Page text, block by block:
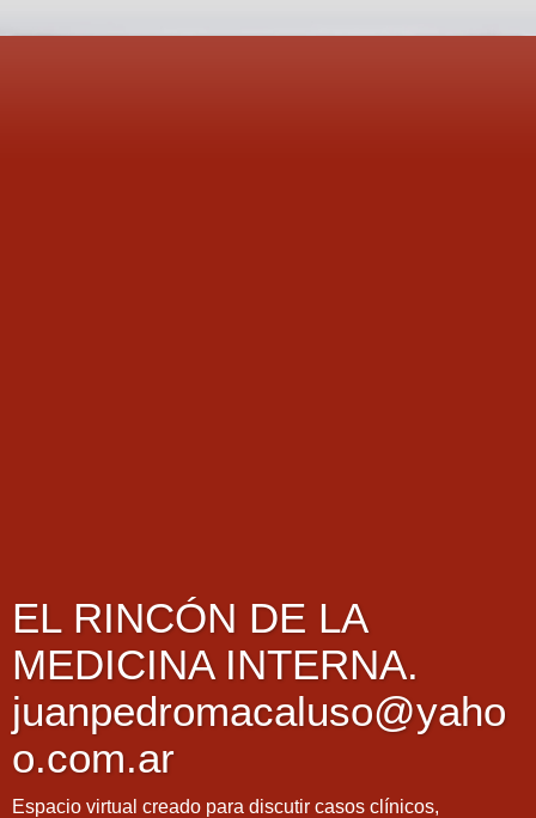
EL RINCÓN DE LA
MEDICINA INTERNA.
juanpedromacaluso@yaho
o.com.ar
Espacio virtual creado para discutir casos clínicos,